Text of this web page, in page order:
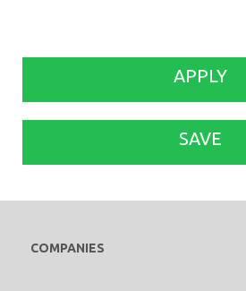
APPLY
SAVE
COMPANIES